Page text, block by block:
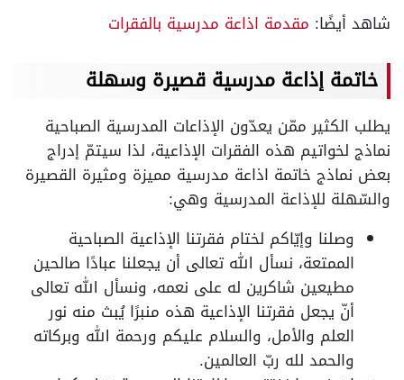
شاهد أيضًا: مقدمة اذاعة مدرسية بالفقرات
خاتمة إذاعة مدرسية قصيرة وسهلة
يطلب الكثير ممّن يعدّون الإذاعات المدرسية الصباحية
نماذج لخواتيم هذه الفقرات الإذاعية، لذا سيتمّ إدراج
بعض نماذج خاتمة اذاعة مدرسية مميزة ومثيرة القصيرة
والسّهلة للإذاعة المدرسية وهي:
وصلنا وإيّاكم لختام فقرتنا الإذاعية الصباحية
الممتعة، نسأل الله تعالى أن يجعلنا عبادًا صالحين
مطيعين شاكرين له على نعمه، ونسأل الله تعالى
أنّ يجعل فقرتنا الإذاعية هذه منبرًا يُبث منه نور
العلم والأمل، والسلام عليكم ورحمة الله وبركاته
والحمد لله ربّ العالمين.